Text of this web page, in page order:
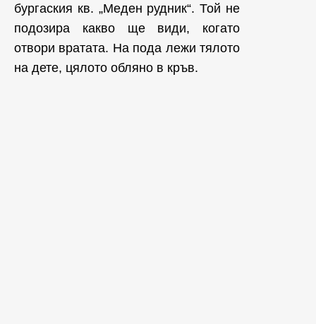
бургаския кв. „Меден рудник“. Той не
подозира какво ще види, когато
отвори вратата. На пода лежи тялото
на дете, цялото обляно в кръв.